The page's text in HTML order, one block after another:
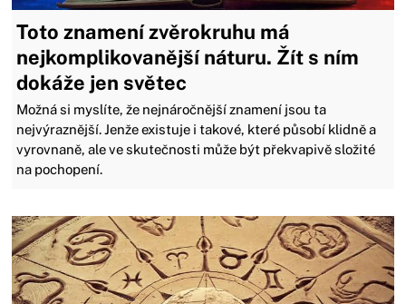
Toto znamení zvěrokruhu má
nejkomplikovanější náturu. Žít s ním
dokáže jen světec
Možná si myslíte, že nejnáročnější znamení jsou ta
nejvýraznější. Jenže existuje i takové, které působí klidně a
vyrovnaně, ale ve skutečnosti může být překvapivě složité
na pochopení.